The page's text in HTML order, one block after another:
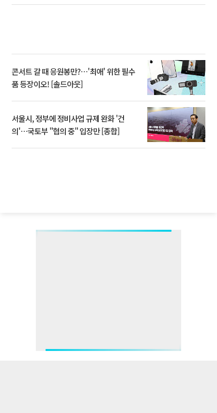
콘서트 갈 때 응원봉만?⋯'최애' 위한 필수
품 등장이오! [솔드아웃]
서울시, 정부에 정비사업 규제 완화 '건
의'⋯국토부 "협의 중" 입장만 [종합]